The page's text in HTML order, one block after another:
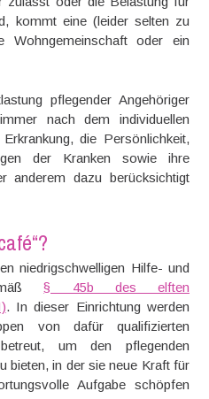
kommt eine (leider selten zu
Wohngemeinschaft oder ein
pflegender Angehöriger
nach dem individuellen
die Persönlichkeit,
der Kranken sowie ihre
anderem dazu berücksichtigt
niedrigschwelligen Hilfe- und
§ 45b des elften
. In dieser Einrichtung werden
von dafür qualifizierten
um den pflegenden
bieten, in der sie neue Kraft für
Aufgabe schöpfen